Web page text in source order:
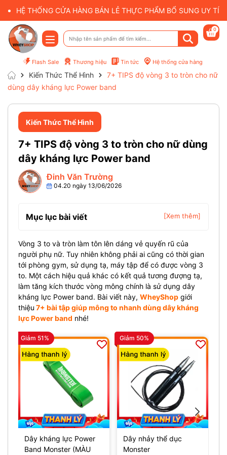
HỆ THỐNG CỬA HÀNG BÁN LẺ THỰC PHẨM BỔ SUNG UY
Flash Sale Thương hiệu Tin tức Hệ thống cửa hàng
0
Kiến Thức Thể Hình
7+ TIPS độ vòng 3 to tròn cho nữ
dùng dây kháng lực Power band
Kiến Thức Thể Hình
7+ TIPS độ vòng 3 to tròn cho nữ dùng
dây kháng lực Power band
Đinh Văn Trường
04.20 ngày 13/06/2026
Mục lục bài viết [Xem thêm]
Vòng 3 to và tròn làm tôn lên dáng vẻ quyến rũ của
người phụ nữ. Tuy nhiên không phải ai cũng có thời gian
tới phòng gym, sử dụng tạ, máy tập để có được vòng 3
to. Một cách hiệu quả khác có kết quả tương đượng tạ,
làm tăng kích thước vòng mông chính là sử dụng dây
kháng lực Power band. Bài viết này, WheyShop giới
thiệu 7+ bài tập giúp mông to nhanh dùng dây kháng
lực Power band nhé!
Giảm 51%
Dây kháng lực Power
Band Monster (MÀU
Giảm 50%
Dây nhảy thể dục
Monster